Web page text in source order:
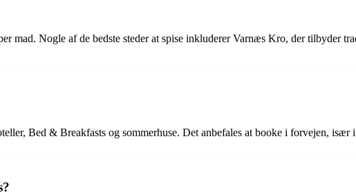
mad. Nogle af de bedste steder at spise inkluderer Varnæs Kro, der tilbyder
Bed & Breakfasts og sommerhuse. Det anbefales at booke i forvejen,